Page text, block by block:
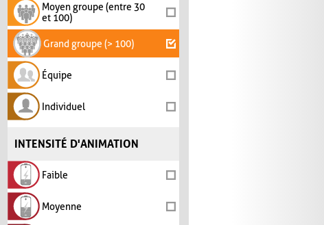
Moyen groupe (entre 30
et 100)
Grand groupe (> 100)
Équipe
Individuel
INTENSITÉ D'ANIMATION
Faible
Moyenne